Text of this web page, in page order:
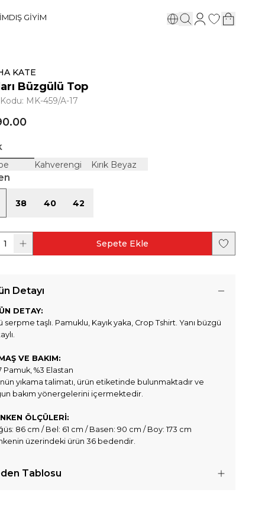
DIŞ GİYİM
KATE
Büzgülü Top
: MK-459/A-17
Kahverengi Kırık Beyaz
38 40 42
1 Sepete Ekle
Detayı
DETAY:
serpme taşlı. Pamuklu, Kayık yaka, Crop Tshirt. Yanı büzgü
VE BAKIM:
Pamuk, %3 Elastan
yıkama talimatı, ürün etiketinde bulunmaktadır ve
bakım yönergelerini içermektedir.
ÖLÇÜLERİ:
86 cm / Bel: 61 cm / Basen: 90 cm / Boy: 173 cm
üzerindeki ürün 36 bedendir.
Tablosu